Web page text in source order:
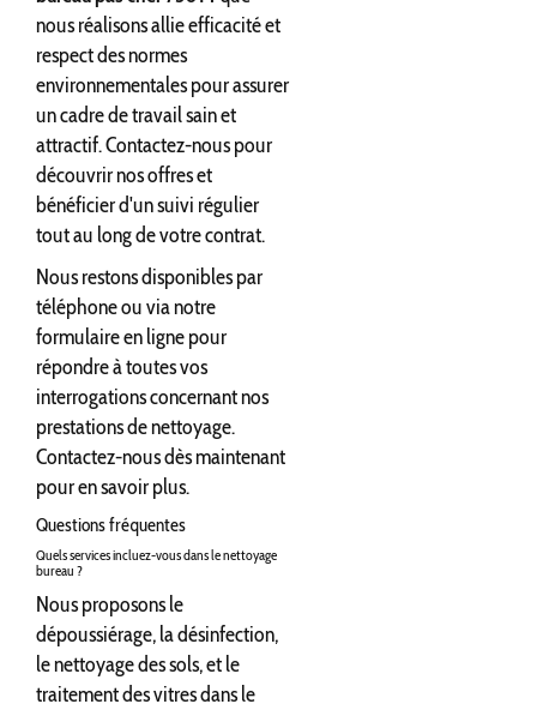
nous réalisons allie efficacité et
respect des normes
environnementales pour assurer
un cadre de travail sain et
attractif. Contactez-nous pour
découvrir nos offres et
bénéficier d'un suivi régulier
tout au long de votre contrat.
Nous restons disponibles par
téléphone ou via notre
formulaire en ligne pour
répondre à toutes vos
interrogations concernant nos
prestations de nettoyage.
Contactez-nous dès maintenant
pour en savoir plus.
Questions fréquentes
Quels services incluez-vous dans le nettoyage
bureau ?
Nous proposons le
dépoussiérage, la désinfection,
le nettoyage des sols, et le
traitement des vitres dans le